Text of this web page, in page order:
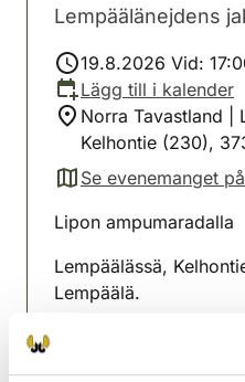
Lempäälänejdens
19.8.2026 Vid:
Lägg till i kalender
Norra Tavastland |
Kelhontie (230),
Se evenemanget
(avautuu uuteen
Lipon ampumaradalla
Lempäälässä,
Lempäälä.
Kivääri ja
15.7, 22.7, 29.7, 5.8,